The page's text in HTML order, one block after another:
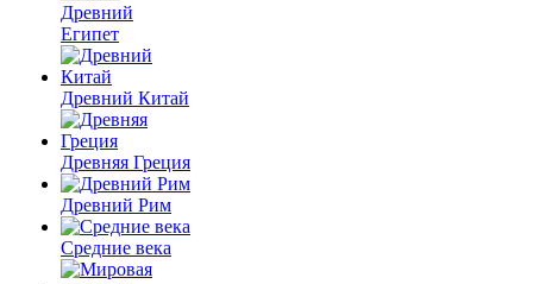
Древний
Египет
Древний Китай
Древняя Греция
Древний Рим
Средние века